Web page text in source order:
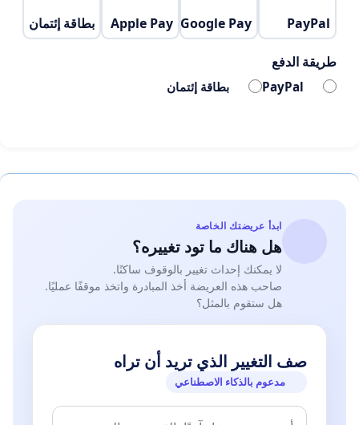
PayPal
Google Pay
Apple Pay بطاقة إئتمان
طريقة الدفع
PayPal بطاقة إئتمان
ابدأ عريضتك الخاصة
هل هناك ما تود تغييره؟
لا يمكنك إحداث تغيير بالوقوف ساكنًا.
صاحب هذه العريضة أخذ المبادرة واتخذ موقفًا عمليًا.
هل ستقوم بالمثل؟
صف التغيير الذي تريد أن تراه
مدعوم بالذكاء الاصطناعي